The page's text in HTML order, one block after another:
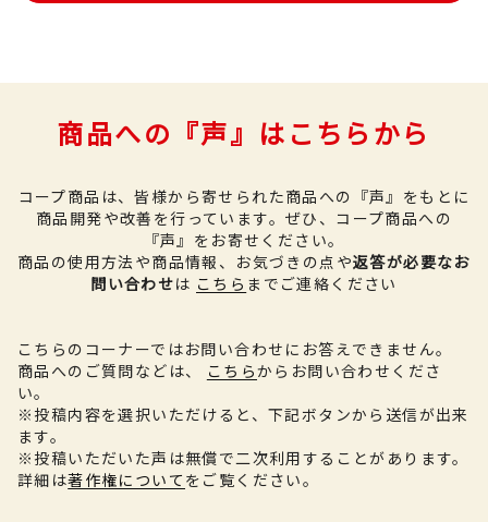
商品への『声』はこちらから
コープ商品は、皆様から寄せられた商品への『声』をもとに
商品開発や改善を行っています。 ぜひ、コープ商品への
『声』をお寄せください。
商品の使用方法や商品情報、お気づきの点や返答が必要なお
問い合わせは こちら までご連絡ください
こちらのコーナーではお問い合わせにお答えできません。
商品へのご質問などは、
こちらからお問い合わせくださ
い。
※投稿内容を選択いただけると、下記ボタンから送信が出来
ます。
※投稿いただいた声は無償で二次利用することがあります。
詳細は著作権について をご覧ください。